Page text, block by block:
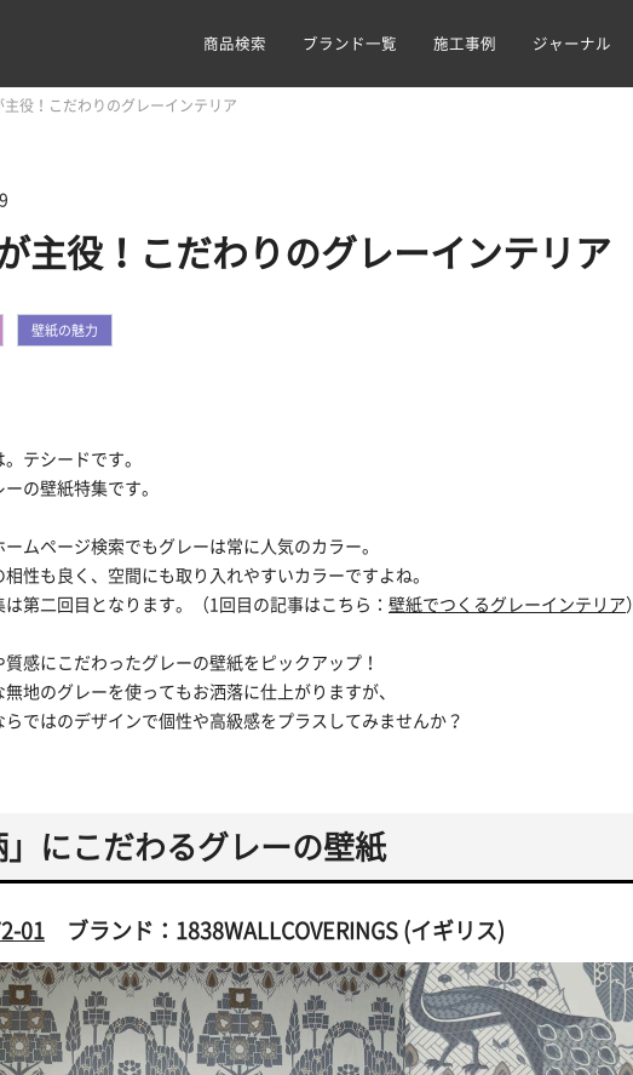
ャンプ 商品検索 ブランド一覧 施工事例 ジャーナル
主役！こだわりのグレーインテリア
主役！こだわりのグレーインテリア
壁紙の魅力
テシードです。
の壁紙特集です。
ムページ検索でもグレーは常に人気のカラー。
性も良く、空間にも取り入れやすいカラーですよね。
は第二回目となります。（1回目の記事はこちら： 壁紙でつくるグレーインテリア）
感にこだわったグレーの壁紙をピックアップ！
地のグレーを使ってもお洒落に仕上がりますが、
ではのデザインで個性や高級感をプラスしてみませんか？
」にこだわるグレーの壁紙
01 ブランド：1838WALLCOVERINGS (イギリス)